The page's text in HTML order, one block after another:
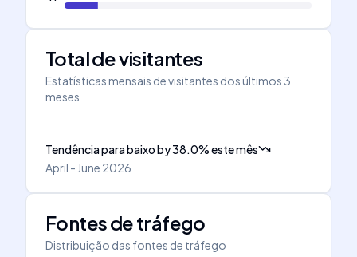
Total de visitantes
Estatísticas mensais de visitantes dos últimos 3
meses
Tendência para baixoby38.0%este mês
April - June 2026
Fontes de tráfego
Distribuição das fontes de tráfego